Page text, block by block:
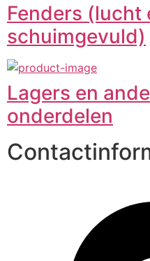
Fenders (lucht
schuimgevuld)
Lagers en
onderdelen